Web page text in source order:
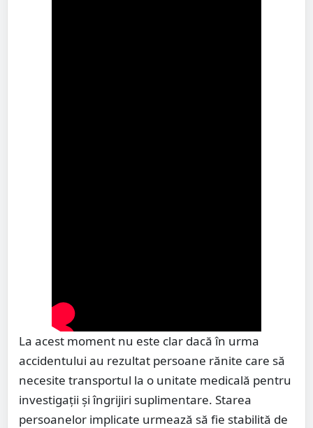
La acest moment nu este clar dacă în urma
accidentului au rezultat persoane rănite care să
necesite transportul la o unitate medicală pentru
investigații și îngrijiri suplimentare. Starea
persoanelor implicate urmează să fie stabilită de